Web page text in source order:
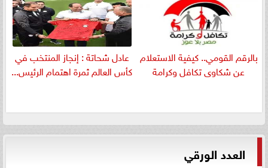
بالرقم القومي.. كيفية الاستعلام
عن شكاوى تكافل وكرامة
عادل شحاتة : إنجاز المنتخب في
كأس العالم ثمرة اهتمام الرئيس...
العدد الورقي